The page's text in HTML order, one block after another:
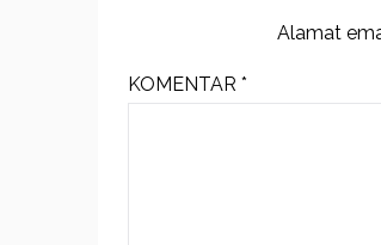
Alamat
KOMENTAR *